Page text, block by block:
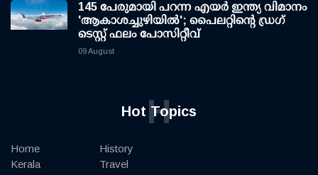
145 പേരുമായി പറന്ന എയര്‍ ഇന്ത്യ വിമാനം
'ആകാശച്ചുഴിയില്‍'; പൈലറ്റിന്റെ ഡ്രഗ്
ടെസ്റ്റ് ഫലം പോസിറ്റീവ്
09 August
Hot Topics
H
Home
Kerala
History
Travel